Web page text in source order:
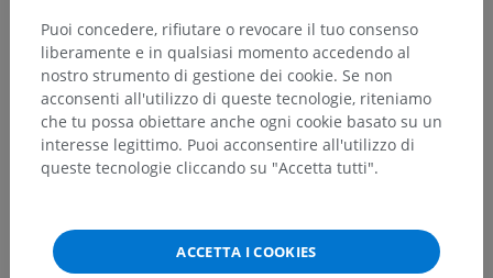
Gerarchia anatomica
Anatomia umana 1
Polmoni
Solco esofageo
Puoi concedere, rifiutare o revocare il tuo consenso
liberamente e in qualsiasi momento accedendo al
nostro strumento di gestione dei cookie. Se non
acconsenti all'utilizzo di queste tecnologie, riteniamo
che tu possa obiettare anche ogni cookie basato su un
interesse legittimo. Puoi acconsentire all'utilizzo di
queste tecnologie cliccando su "Accetta tutti".
ACCETTA I COOKIES